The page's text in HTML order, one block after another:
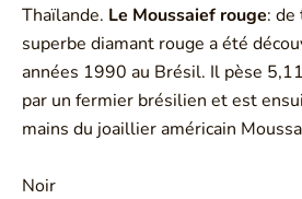
Thaïlande. Le Moussaief rouge:
superbe diamant rouge a été
années 1990 au Brésil. Il pèse
par un fermier brésilien et est
mains du joaillier américain
Noir